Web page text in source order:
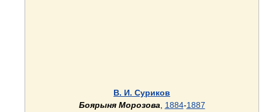
В. И. Суриков
Боярыня Морозова
1884-1887